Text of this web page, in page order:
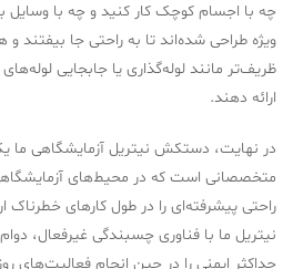
چه با اجسام کوچک کار کنید و چه با وسایل
ویژه طراحی شده‌اند تا به راحتی جا بیفتند
ظریف‌تر مانند لوله‌گذاری یا جابجایی
ارائه دهند.
در نهایت، دستکش نیتریل آزمایشگاهی ما
متخصصانی است که در محیط‌های
راحتی پیشرفته‌ای را در طول کارهای
نیتریل ما با فناوری چسبندگی غیرفعال،
حداکثر ایمنی را در حین انجام فعالیت‌های